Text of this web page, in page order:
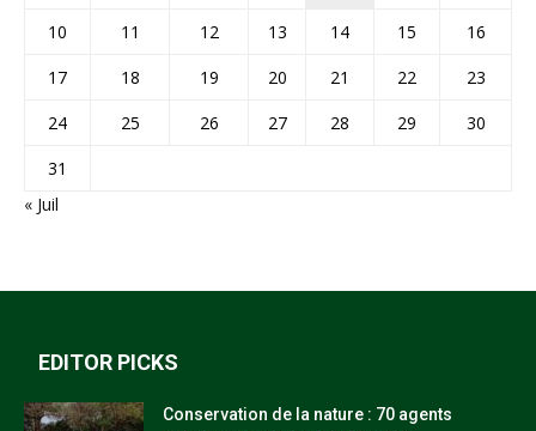
10
11 12 13 14 15
16
17
18 19 20 21 22
23
24
25 26 27 28 29
30
31
« Juil
EDITOR PICKS
Conservation de la nature : 70 agents